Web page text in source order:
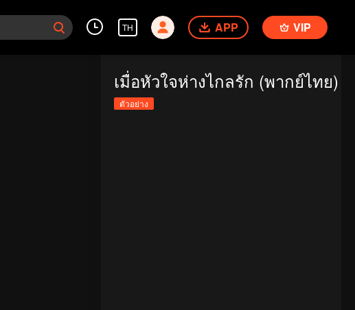
TH APP VIP
เมื่อหัวใจห่างไกลรัก (พากย์ไทย)
ตัวอย่าง